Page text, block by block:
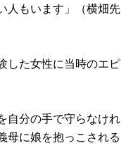
人もいます」（横畑先
した女性に当時のエピ
自分の手で守らなけれ
母に娘を抱っこされる